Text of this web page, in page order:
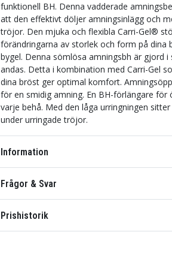
funktionell BH. Denna vadderade
att den effektivt döljer amningsinlägg och
tröjor. Den mjuka och flexibla Carri-Gel®
förändringarna av storlek och form på dina
bygel. Denna sömlösa amningsbh är gjord
andas. Detta i kombination med Carri-Gel
dina bröst ger optimal komfort.
för en smidig amning. En BH-förlängare
varje behå. Med den låga urringningen
under urringade tröjor.
Information
Frågor & Svar
Prishistorik